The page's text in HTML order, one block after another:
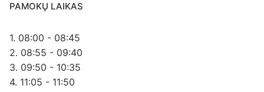
PAMOKŲ LAIKAS
1. 08:00 - 08:45
2. 08:55 - 09:40
3. 09:50 - 10:35
4. 11:05 - 11:50